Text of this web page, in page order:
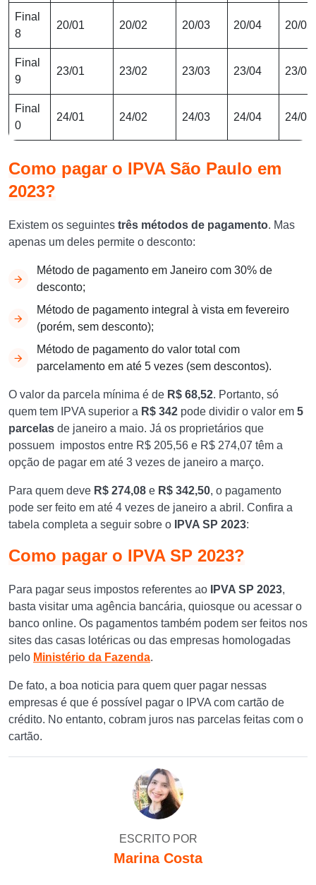
Final
8
20/01 20/02 20/03 20/04 20/05
Final
9
23/01 23/02 23/03 23/04 23/05
Final
0
24/01 24/02 24/03 24/04 24/05
Como pagar o IPVA São Paulo em
2023?
Existem os seguintes três métodos de pagamento. Mas
apenas um deles permite o desconto:
Método de pagamento em Janeiro com 30% de
desconto;
Método de pagamento integral à vista em fevereiro
(porém, sem desconto);
Método de pagamento do valor total com
parcelamento em até 5 vezes (sem descontos).
O valor da parcela mínima é de R$ 68,52. Portanto, só
quem tem IPVA superior a R$ 342 pode dividir o valor em 5
parcelas de janeiro a maio. Já os proprietários que
possuem impostos entre R$ 205,56 e R$ 274,07 têm a
opção de pagar em até 3 vezes de janeiro a março.
Para quem deve R$ 274,08 e R$ 342,50, o pagamento
pode ser feito em até 4 vezes de janeiro a abril. Confira a
tabela completa a seguir sobre o
IPVA SP 2023:
Como pagar o IPVA SP 2023?
Para pagar seus impostos referentes ao IPVA SP 2023,
basta visitar uma agência bancária, quiosque ou acessar o
banco online. Os pagamentos também podem ser feitos nos
sites das casas lotéricas ou das empresas homologadas
pelo Ministério da Fazenda.
De fato, a boa noticia para quem quer pagar nessas
empresas é que é possível pagar o IPVA com cartão de
crédito. No entanto, cobram juros nas parcelas feitas com o
cartão.
ESCRITO POR
Marina Costa